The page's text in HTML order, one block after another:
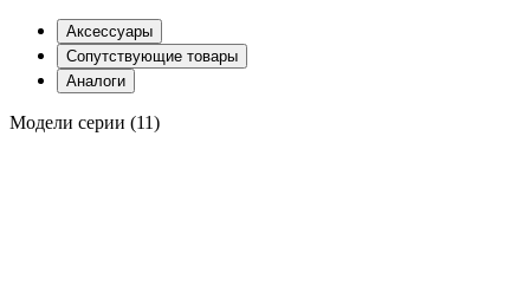
Аксессуары
Сопутствующие товары
Аналоги
Модели серии (11)